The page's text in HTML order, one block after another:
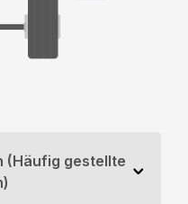
(Häufig gestellte